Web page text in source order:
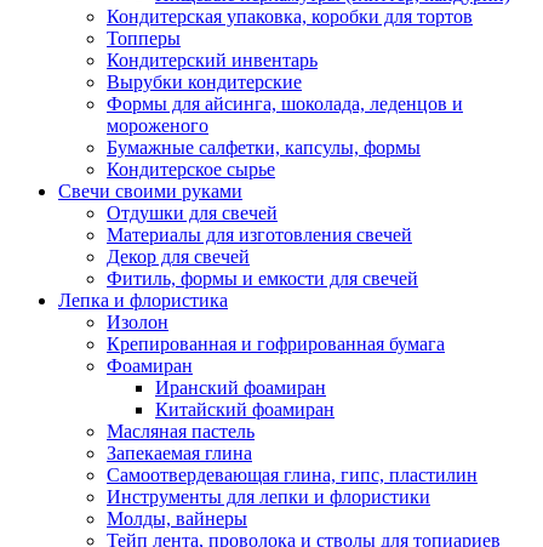
Кондитерская упаковка, коробки для тортов
Топперы
Кондитерский инвентарь
Вырубки кондитерские
Формы для айсинга, шоколада, леденцов и
мороженого
Бумажные салфетки, капсулы, формы
Кондитерское сырье
Свечи своими руками
Отдушки для свечей
Материалы для изготовления свечей
Декор для свечей
Фитиль, формы и емкости для свечей
Лепка и флористика
Изолон
Крепированная и гофрированная бумага
Фоамиран
Иранский фоамиран
Китайский фоамиран
Масляная пастель
Запекаемая глина
Самоотвердевающая глина, гипс, пластилин
Инструменты для лепки и флористики
Молды, вайнеры
Тейп лента, проволока и стволы для топиариев